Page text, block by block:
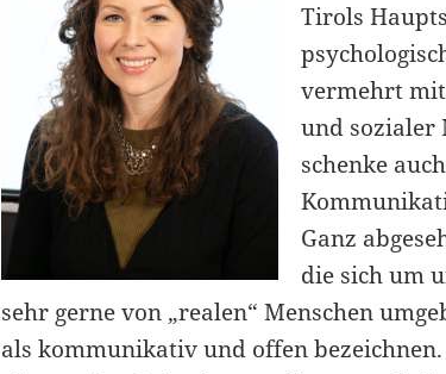
Tirols
vermehrt
und sozialer
schenke
Ganz
die sich um
sehr gerne von „realen“ Menschen
als kommunikativ und offen